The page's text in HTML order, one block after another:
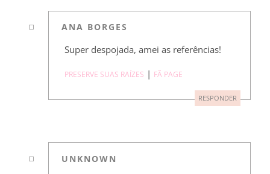
ANA BORGES
Super despojada, amei as referências!
PRESERVE SUAS RAÍZES | FÃ PAGE
RESPONDER
UNKNOWN